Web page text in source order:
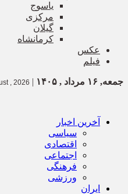
یاسوج
مرکزی
گیلان
کرمانشاه
عکس
فیلم
جمعه, ۱۶ مرداد , ۱۴۰۵ |
, 2026
آخرین اخبار
سیاسی
اقتصادی
اجتماعی
فرهنگی
ورزشی
ایران